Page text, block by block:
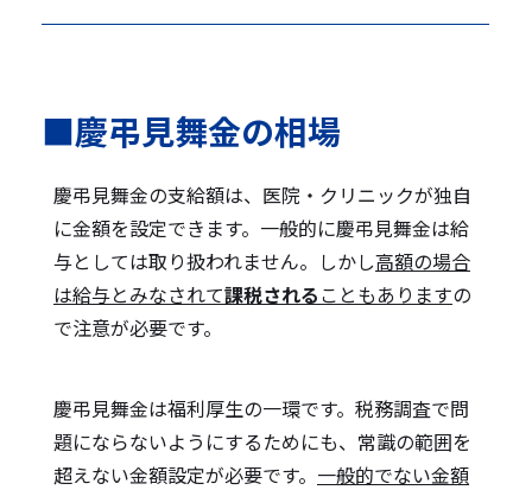
■慶弔見舞金の相場
慶弔見舞金の支給額は、医院・クリニックが独自
に金額を設定できます。一般的に慶弔見舞金は給
与としては取り扱われません。しかし高額の場合
は給与とみなされて課税されることもありますの
で注意が必要です。
慶弔見舞金は福利厚生の一環です。税務調査で問
題にならないようにするためにも、常識の範囲を
超えない金額設定が必要です。 一般的でない金額